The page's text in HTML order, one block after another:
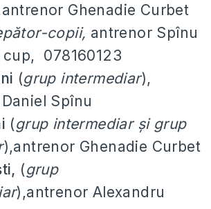
Ghenadie Curbet
copii, antrenor Spînu
cup, 078160123
(grup intermediar),
Spînu
(grup intermediar și grup
),antrenor Ghenadie Curbet
(grup
),antrenor Alexandru